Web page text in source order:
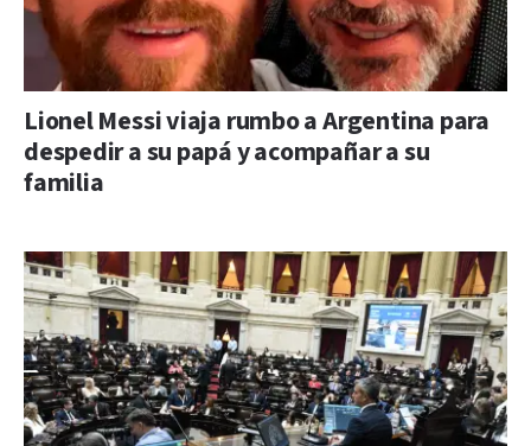
Lionel Messi viaja rumbo a Argentina para
despedir a su papá y acompañar a su
familia